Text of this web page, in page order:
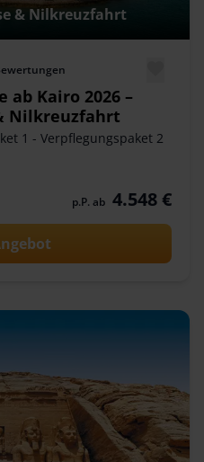
& Nilkreuzfahrt
Kairo 2026 –
Nilkreuzfahrt
1 - Verpflegungspaket 2
p.P. ab 4.548 €